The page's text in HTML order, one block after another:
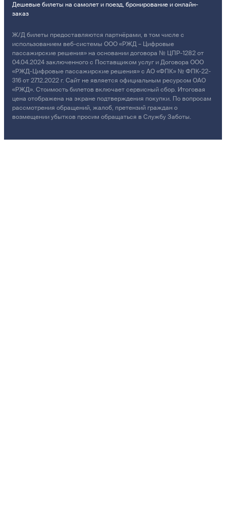
Дешевые билеты на самолет и поезд, бронирование и онлайн-
заказ
Ж/Д билеты предоставляются партнёрами, в том числе с
использованием веб-системы ООО «РЖД – Цифровые
пассажирские решения» на основании договора № ЦПР-1282 от
04.04.2024 заключенного с Поставщиком услуг и Договора ООО
«РЖД-Цифровые пассажирские решения» с АО «ФПК» № ФПК-22-
316 от 27.12.2022 г. Сайт не является официальным ресурсом ОАО
«РЖД». Стоимость билетов включает сервисный сбор. Итоговая
цена отображена на экране подтверждения покупки. По вопросам
рассмотрения обращений, жалоб, претензий граждан о
возмещении убытков просим обращаться в Службу Заботы.